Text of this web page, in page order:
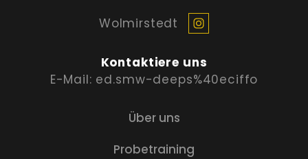
Wolmirstedt
Kontaktiere uns
E-Mail: ed.smw-deeps%40eciffo
Über uns
Probetraining